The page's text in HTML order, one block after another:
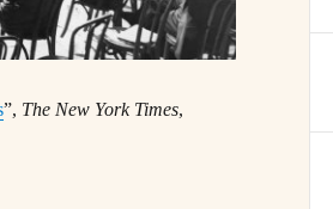
”, The New York Times,